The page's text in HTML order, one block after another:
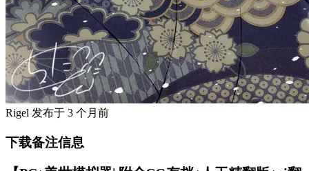
Rigel 发布于 3 个月前
下载备注信息